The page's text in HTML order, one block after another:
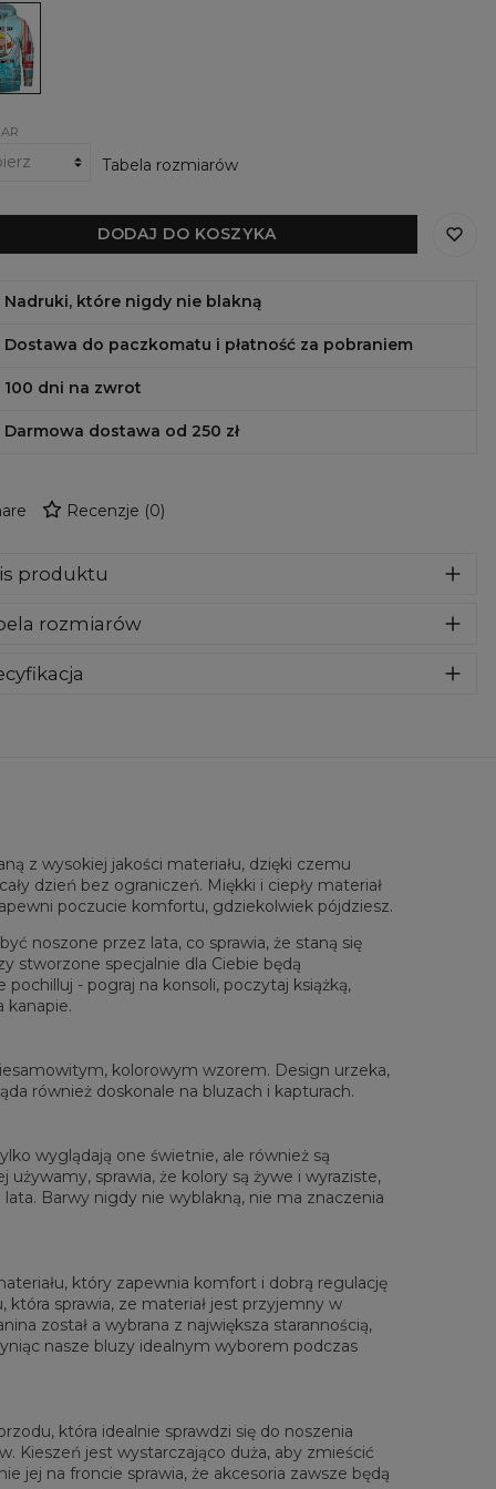
Tabela rozmiarów
DODAJ DO KOSZYKA
Nadruki, które nigdy nie blakną
Dostawa do paczkomatu i płatność za pobraniem
100 dni na zwrot
Darmowa dostawa od 250 zł
Recenzje (0)
produktu
materiału. Klasyczny kaptur i przednie kieszenie dadzą
wszelkich starań aby jakość spełniała Twoje
rozmiarów
XS S M L XL XXL
całkowita
65 67 69 71 73
z wysokiej jakości materiału, dzięki czemu
dzień bez ograniczeń. Miękki i ciepły materiał
poczucie komfortu, gdziekolwiek pójdziesz.
noszone przez lata, co sprawia, że staną się
stworzone specjalnie dla Ciebie będą
- pograj na konsoli, poczytaj książką,
kanapie.
kolorowym wzorem. Design urzeka,
również doskonale na bluzach i kapturach.
wyglądają one świetnie, ale również są
sprawia, że kolory są żywe i wyraziste,
Barwy nigdy nie wyblakną, nie ma znaczenia
który zapewnia komfort i dobrą regulację
która sprawia, ze materiał jest przyjemny w
został a wybrana z największa starannością,
nasze bluzy idealnym wyborem podczas
która idealnie sprawdzi się do noszenia
Kieszeń jest wystarczająco duża, aby zmieścić
jej na froncie sprawia, że akcesoria zawsze będą